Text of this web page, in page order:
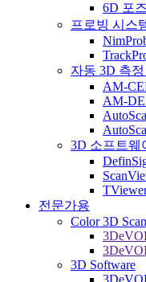
6D 포
프로빙 시스
자동 3D 측
AM-
AM-
3D 소프트웨
전문가용
Color 3D
3D Software